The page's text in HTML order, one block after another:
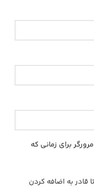
برای زمانی که
قادر به اضافه کردن